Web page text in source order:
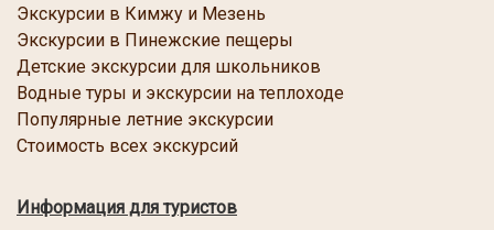
Экскурсии в Кимжу и Мезень
Экскурсии в Пинежские пещеры
Детские экскурсии для школьников
Водные туры и экскурсии на теплоходе
Популярные летние экскурсии
Стоимость всех экскурсий
Информация для туристов